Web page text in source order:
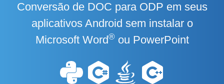
Conversão de DOC para ODP em seus
aplicativos Android sem instalar o
Microsoft Word®ou PowerPoint